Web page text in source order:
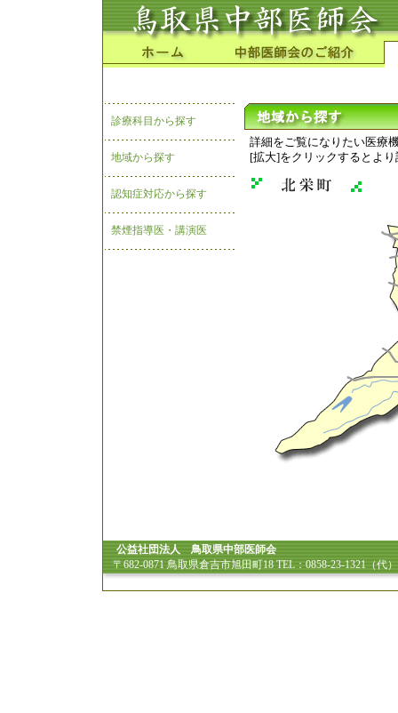
診療科目から探す
地域から探す
認知症対応から探す
禁煙指導医・講演医
詳細をご覧になりたい医療
[拡大]をクリックするとよ
公益社団法人 鳥取県中部医師会
〒682-0871 鳥取県倉吉市旭田町18 TEL：0858-23-1321（代